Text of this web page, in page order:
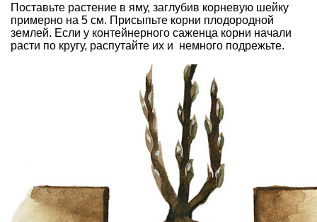
Поставьте растение в яму, заглубив корневую шейку
примерно на 5 см. Присыпьте корни плодородной
землей. Если у контейнерного саженца корни начали
расти по кругу, распутайте их и немного подрежьте.